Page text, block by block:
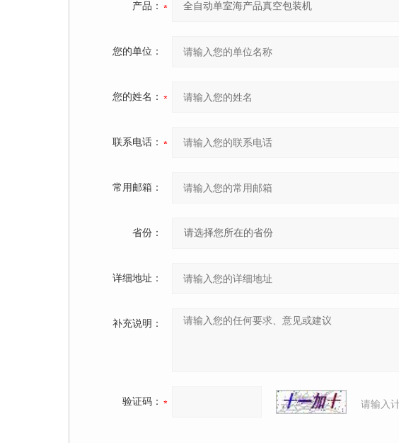
产品：
您的单位：
您的姓名：
联系电话：
常用邮箱：
省份：
详细地址：
补充说明：
验证码： 请输入